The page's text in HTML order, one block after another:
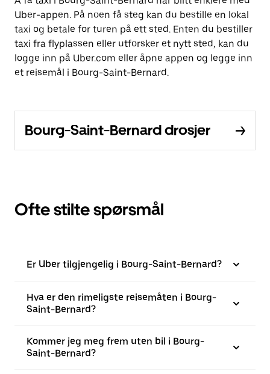
Uber-appen. På noen få steg kan du bestille en lokal
taxi og betale for turen på ett sted. Enten du bestiller
taxi fra flyplassen eller utforsker et nytt sted, kan du
logge inn på Uber.com eller åpne appen og legge inn
et reisemål i Bourg-Saint-Bernard.
Bourg-Saint-Bernard drosjer
Ofte stilte spørsmål
Er Uber tilgjengelig i Bourg-Saint-Bernard?
Hva er den rimeligste reisemåten i Bourg-
Saint-Bernard?
Kommer jeg meg frem uten bil i Bourg-
Saint-Bernard?